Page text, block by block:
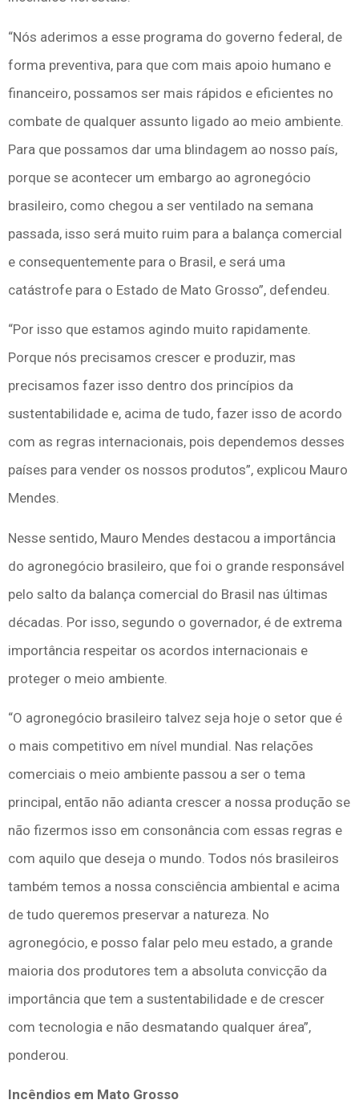
“Nós aderimos a esse programa do governo federal, de
forma preventiva, para que com mais apoio humano e
financeiro, possamos ser mais rápidos e eficientes no
combate de qualquer assunto ligado ao meio ambiente.
Para que possamos dar uma blindagem ao nosso país,
porque se acontecer um embargo ao agronegócio
brasileiro, como chegou a ser ventilado na semana
passada, isso será muito ruim para a balança comercial
e consequentemente para o Brasil, e será uma
catástrofe para o Estado de Mato Grosso”, defendeu.
“Por isso que estamos agindo muito rapidamente.
Porque nós precisamos crescer e produzir, mas
precisamos fazer isso dentro dos princípios da
sustentabilidade e, acima de tudo, fazer isso de acordo
com as regras internacionais, pois dependemos desses
países para vender os nossos produtos”, explicou Mauro
Mendes.
Nesse sentido, Mauro Mendes destacou a importância
do agronegócio brasileiro, que foi o grande responsável
pelo salto da balança comercial do Brasil nas últimas
décadas. Por isso, segundo o governador, é de extrema
importância respeitar os acordos internacionais e
proteger o meio ambiente.
“O agronegócio brasileiro talvez seja hoje o setor que é
o mais competitivo em nível mundial. Nas relações
comerciais o meio ambiente passou a ser o tema
principal, então não adianta crescer a nossa produção se
não fizermos isso em consonância com essas regras e
com aquilo que deseja o mundo. Todos nós brasileiros
também temos a nossa consciência ambiental e acima
de tudo queremos preservar a natureza. No
agronegócio, e posso falar pelo meu estado, a grande
maioria dos produtores tem a absoluta convicção da
importância que tem a sustentabilidade e de crescer
com tecnologia e não desmatando qualquer área”,
ponderou.
Incêndios em Mato Grosso